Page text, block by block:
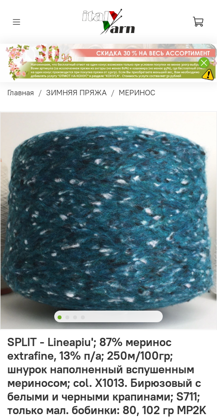
Главная ЗИМНЯЯ ПРЯЖА МЕРИНОС
SPLIT - Lineapiu'; 87% меринос
extrafine, 13% п/а; 250м/100гр;
шнурок наполненный вспушенным
мериносом; col. X1013. Бирюзовый с
белыми и черными крапинами; S711;
только мал. бобинки: 80, 102 гр MP2K